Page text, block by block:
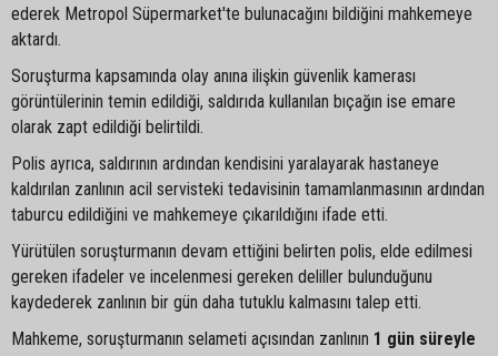
ederek Metropol Süpermarket'te bulunacağını bildiğini mahkemeye
aktardı.
Soruşturma kapsamında olay anına ilişkin güvenlik kamerası
görüntülerinin temin edildiği, saldırıda kullanılan bıçağın ise emare
olarak zapt edildiği belirtildi.
Polis ayrıca, saldırının ardından kendisini yaralayarak hastaneye
kaldırılan zanlının acil servisteki tedavisinin tamamlanmasının ardından
taburcu edildiğini ve mahkemeye çıkarıldığını ifade etti.
Yürütülen soruşturmanın devam ettiğini belirten polis, elde edilmesi
gereken ifadeler ve incelenmesi gereken deliller bulunduğunu
kaydederek zanlının bir gün daha tutuklu kalmasını talep etti.
Mahkeme, soruşturmanın selameti açısından zanlının 1 gün süreyle